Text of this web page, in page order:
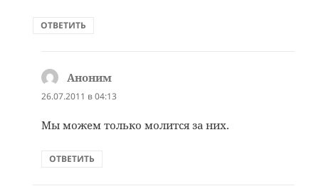
ОТВЕТИТЬ
Аноним
26.07.2011 в 04:13
Мы можем только молится за них.
ОТВЕТИТЬ